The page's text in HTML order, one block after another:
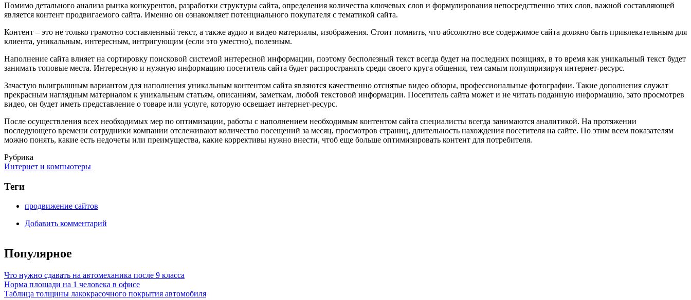
Помимо детального анализа рынка конкурентов, разработки структуры сайта, определения количества ключевых слов и формулирования непосредственно этих слов, важной составляющей
является контент продвигаемого сайта. Именно он ознакомляет потенциального покупателя с тематикой сайта.
Контент – это не только грамотно составленный текст, а также аудио и видео материалы, изображения. Стоит помнить, что абсолютно все содержимое сайта должно быть привлекательным для
клиента, уникальным, интересным, интригующим (если это уместно), полезным.
Наполнение сайта влияет на сортировку поисковой системой интересной информации, поэтому бесполезный текст всегда будет на последних позициях, в то время как уникальный текст будет
занимать топовые места. Интересную и нужную информацию посетитель сайта будет распространять среди своего круга общения, тем самым популяризируя интернет-ресурс.
Зачастую выигрышным вариантом для наполнения уникальным контентом сайта являются качественно отснятые видео обзоры, профессиональные фотографии. Такие дополнения служат
прекрасным наглядным материалом к уникальным статьям, описаниям, заметкам, любой текстовой информации. Посетитель сайта может и не читать поданную информацию, зато просмотрев
видео, он будет иметь представление о товаре или услуге, которую освещает интернет-ресурс.
После осуществления всех необходимых мер по оптимизации, работы с наполнением необходимым контентом сайта специалисты всегда занимаются аналитикой. На протяжении
последующего времени сотрудники компании отслеживают количество посещений за месяц, просмотров страниц, длительность нахождения посетителя на сайте. По этим всем показателям
можно понять, какие есть недочеты или преимущества, какие коррективы нужно внести, чтоб еще больше оптимизировать контент для потребителя.
Рубрика
Интернет и компьютеры
Теги
продвижение сайтов
Добавить комментарий
Популярное
Что нужно сдавать на автомеханика после 9 класса
Норма площади на 1 человека в офисе
Таблица толщины лакокрасочного покрытия автомобиля